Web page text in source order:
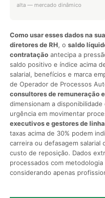
alta — mercado dinâmico
Como usar esses dados na
diretores de RH, o saldo
contratação antecipa a
saldo positivo e índice acima
salarial, benefícios e marca
de Operador de Processos
consultores de remuneração
dimensionam a
urgência em movimentar
executivos e gestores de linha
taxas acima de 30% podem
carreira ou defasagem salarial
custo de reposição. Dados
processados com metodologia
considerando apenas